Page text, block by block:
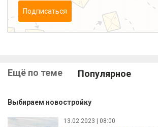
Подписаться
Ещё по теме Популярное
Выбираем новостройку
13.02.2023 | 08:00